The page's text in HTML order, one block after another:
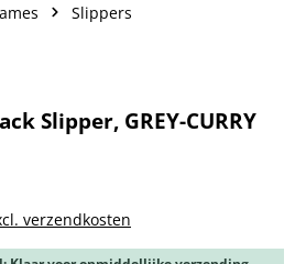
Slippers
Slipper, GREY-CURRY
verzendkosten